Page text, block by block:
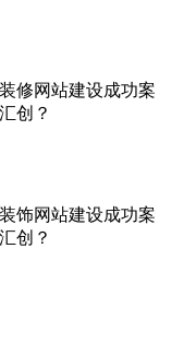
修网站建设成功案
创？
饰网站建设成功案
创？